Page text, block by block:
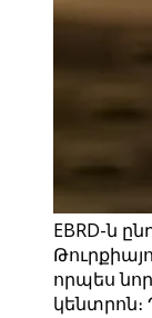
EBRD-ն
որպես